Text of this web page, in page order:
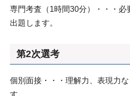
専門考査（1時間30分）・・・必
出題します。
第2次選考
個別面接・・・理解力、表現力